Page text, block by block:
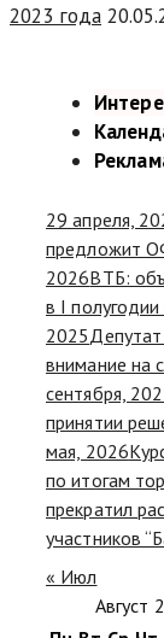
2023 года
29 апреля,
предложит
2026ВТБ:
в I
2025
внимание на
сентября,
принятии
мая, 2026
по итогам
прекратил
участников
« Июл
Август